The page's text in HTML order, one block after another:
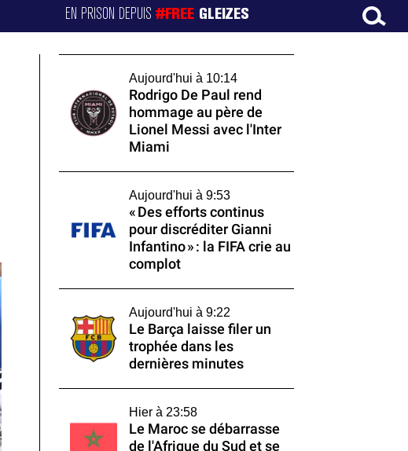
EN PRISON DEPUIS#FREE GLEIZES
Aujourd'hui à 10:14
Rodrigo De Paul rend
hommage au père de
Lionel Messi avec l'Inter
Miami
Aujourd'hui à 9:53
« Des efforts continus
pour discréditer Gianni
Infantino » : la FIFA crie au
complot
Aujourd'hui à 9:22
Le Barça laisse filer un
trophée dans les
dernières minutes
Hier à 23:58
Le Maroc se débarrasse
de l'Afrique du Sud et se